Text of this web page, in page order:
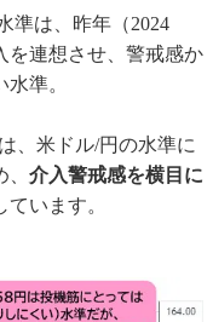
準は、昨年（2024
を連想させ、警戒感か
準。
、米ドル/円の水準に
介入警戒感を横目に
ています。